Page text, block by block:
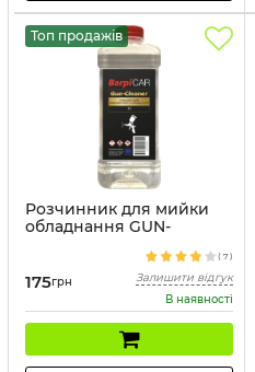
Топ продажів
Розчинник для мийки
обладнання GUN-
175грн
( 7 )
Залишити відгук
В наявності